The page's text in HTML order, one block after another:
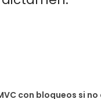
con bloqueos si